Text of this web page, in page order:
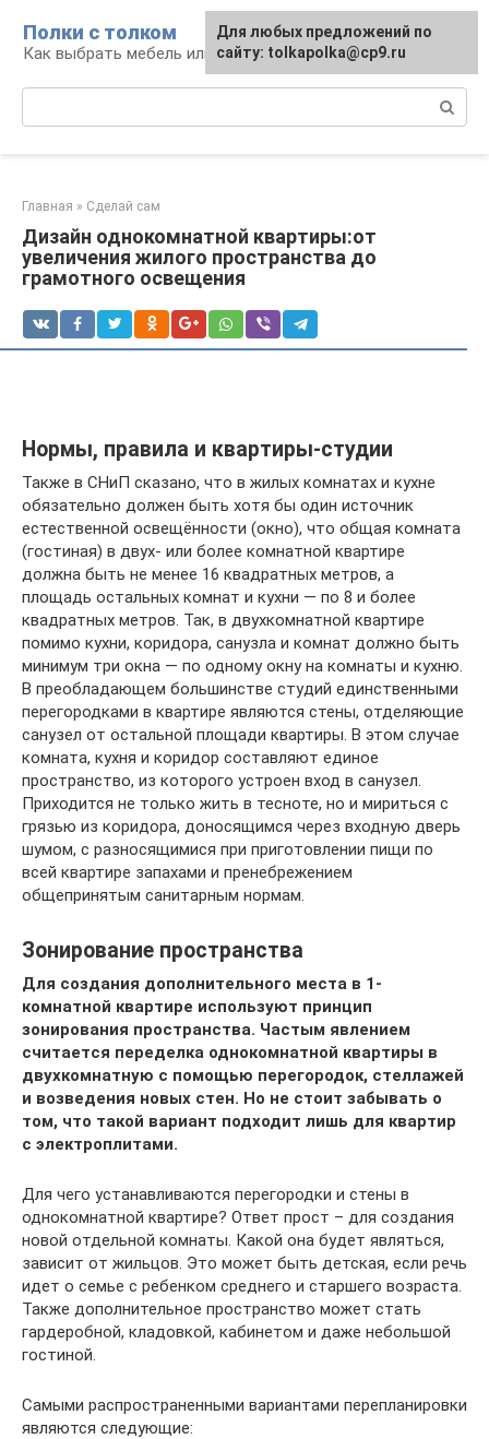
контенту
Полки с толком
Как выбрать мебель или сделать ее самому
Главная » Сделай сам
Дизайн однокомнатной квартиры:от
увеличения жилого пространства до
грамотного освещения
Нормы, правила и квартиры-студии
Также в СНиП сказано, что в жилых комнатах и кухне
обязательно должен быть хотя бы один источник
естественной освещённости (окно), что общая комната
(гостиная) в двух- или более комнатной квартире
должна быть не менее 16 квадратных метров, а
площадь остальных комнат и кухни — по 8 и более
квадратных метров. Так, в двухкомнатной квартире
помимо кухни, коридора, санузла и комнат должно быть
минимум три окна — по одному окну на комнаты и кухню.
В преобладающем большинстве студий единственными
перегородками в квартире являются стены, отделяющие
санузел от остальной площади квартиры. В этом случае
комната, кухня и коридор составляют единое
пространство, из которого устроен вход в санузел.
Приходится не только жить в тесноте, но и мириться с
грязью из коридора, доносящимся через входную дверь
шумом, с разносящимися при приготовлении пищи по
всей квартире запахами и пренебрежением
общепринятым санитарным нормам.
Зонирование пространства
Для создания дополнительного места в 1-
комнатной квартире используют принцип
зонирования пространства. Частым явлением
считается переделка однокомнатной квартиры в
двухкомнатную с помощью перегородок, стеллажей
и возведения новых стен. Но не стоит забывать о
том, что такой вариант подходит лишь для квартир
с электроплитами.
Для чего устанавливаются перегородки и стены в
однокомнатной квартире? Ответ прост – для создания
новой отдельной комнаты. Какой она будет являться,
зависит от жильцов. Это может быть детская, если речь
идет о семье с ребенком среднего и старшего возраста.
Также дополнительное пространство может стать
гардеробной, кладовкой, кабинетом и даже небольшой
гостиной.
Самыми распространенными вариантами перепланировки
являются следующие:
Для любых предложений по
сайту: tolkapolka@cp9.ru